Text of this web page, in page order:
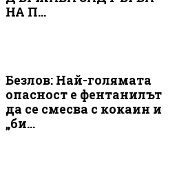
НА П...
Безлов: Най-голямата
опасност е фентанилът
да се смесва с кокаин и
„би...